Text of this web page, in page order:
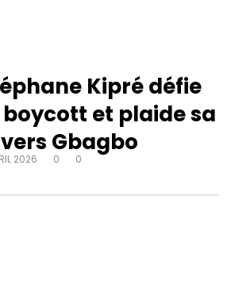
Kipré défie
et plaide sa
Gbagbo
2026 0 0